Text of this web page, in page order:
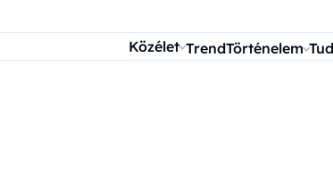
Közélet TrendTörténelem